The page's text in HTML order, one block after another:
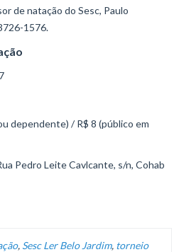
de natação do Sesc, Paulo
1576.
dependente) / R$ 8 (público em
Pedro Leite Cavlcante, s/n, Cohab
, Sesc Ler Belo Jardim, torneio